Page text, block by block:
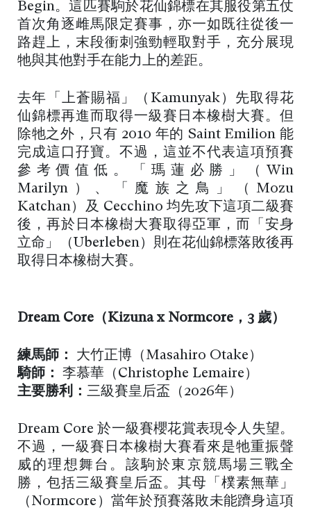
Begin。這匹賽駒於花仙錦標在其服役第五仗
首次角逐雌馬限定賽事，亦一如既往從後一
路趕上，末段衝刺強勁輕取對手，充分展現
牠與其他對手在能力上的差距。
去年「上蒼賜福」（Kamunyak）先取得花
仙錦標再進而取得一級賽日本橡樹大賽。但
除牠之外，只有 2010 年的 Saint Emilion 能
完成這口孖寶。不過，這並不代表這項預賽
參考價值低。「瑪蓮必勝」（Win
Marilyn）、「魔族之鳥」（Mozu
Katchan）及 Cecchino 均先攻下這項二級賽
後，再於日本橡樹大賽取得亞軍，而「安身
立命」（Uberleben）則在花仙錦標落敗後再
取得日本橡樹大賽。
Dream Core（ Kizuna x Normcore，3 歲 ）
練馬師： 大竹正博（Masahiro Otake）
騎師：
李慕華（Christophe Lemaire）
主要勝利： 三級賽皇后盃（2026年）
Dream Core 於一級賽櫻花賞表現令人失望。
不過，一級賽日本橡樹大賽看來是牠重振聲
威的理想舞台。該駒於東京競馬場三戰全
勝，包括三級賽皇后盃。其母「樸素無華」
（Normcore）當年於預賽落敗未能躋身這項